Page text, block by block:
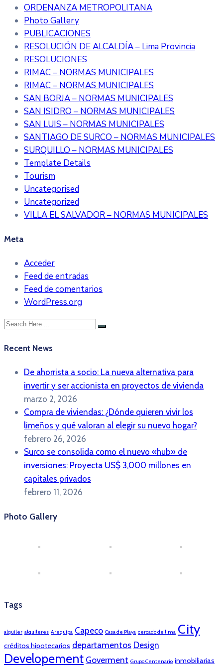
ORDENANZA METROPOLITANA
Photo Gallery
PUBLICACIONES
RESOLUCIÓN DE ALCALDÍA – Lima Provincia
RESOLUCIONES
RIMAC – NORMAS MUNICIPALES
RIMAC – NORMAS MUNICIPALES
SAN BORJA – NORMAS MUNICIPALES
SAN ISIDRO – NORMAS MUNICIPALES
SAN LUIS – NORMAS MUNICIPALES
SANTIAGO DE SURCO – NORMAS MUNICIPALES
SURQUILLO – NORMAS MUNICIPALES
Template Details
Tourism
Uncategorised
Uncategorized
VILLA EL SALVADOR – NORMAS MUNICIPALES
Meta
Acceder
Feed de entradas
Feed de comentarios
WordPress.org
Recent News
De ahorrista a socio: La nueva alternativa para
invertir y ser accionista en proyectos de vivienda
marzo 2, 2026
Compra de viviendas: ¿Dónde quieren vivir los
limeños y qué valoran al elegir su nuevo hogar?
febrero 26, 2026
Surco se consolida como el nuevo «hub» de
inversiones: Proyecta US$ 3,000 millones en
capitales privados
febrero 11, 2026
Photo Gallery
Tags
alquiler alquileres Arequipa Capeco Casa de Playa cercado de lima City
créditos hipotecarios departamentos Design
Developement Goverment Grupo Centenario inmobiliarias